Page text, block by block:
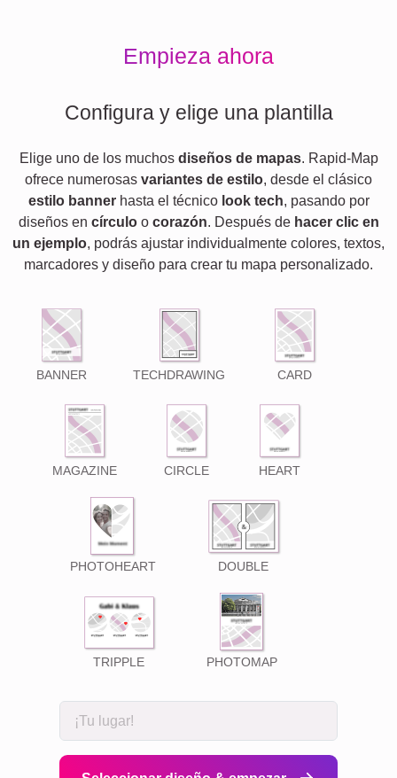
Empieza ahora
Configura y elige una plantilla
Elige uno de los muchos diseños de mapas. Rapid-Map
ofrece numerosas variantes de estilo, desde el clásico
estilo bannerhasta el técnico look tech, pasando por
diseños en círculoo corazón. Después de hacer clic en
un ejemplo, podrás ajustar individualmente colores, textos,
marcadores y diseño para crear tu mapa personalizado.
BANNER TECHDRAWING CARD
MAGAZINE CIRCLE HEART
PHOTOHEART DOUBLE
TRIPPLE PHOTOMAP